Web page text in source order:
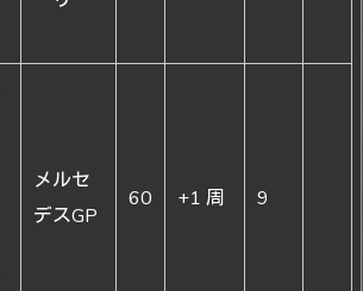
メルセ
デスGP
60 +1 周 9